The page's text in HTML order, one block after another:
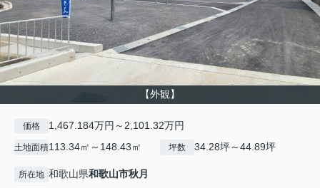
【外観】
価格 1,467.184万円～2,101.32万円
土地面積113.34㎡～148.43㎡ 坪数 34.28坪～44.89坪
所在地 和歌山県和歌山市秋月